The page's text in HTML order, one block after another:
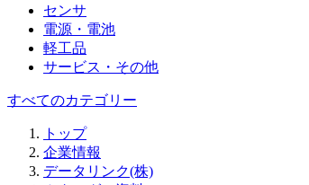
センサ
電源・電池
軽工品
サービス・その他
すべてのカテゴリー
トップ
企業情報
データリンク(株)